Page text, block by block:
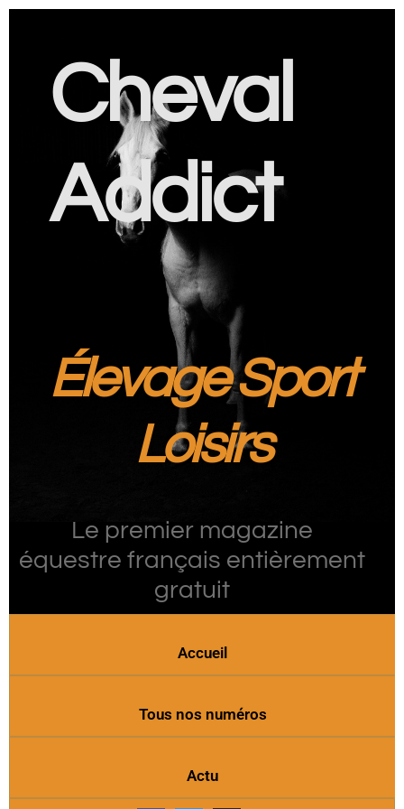
Cheval
Addict
Élevage Sport
Loisirs
Le premier magazine
équestre français entièrement
gratuit
Accueil
Tous nos numéros
Actu